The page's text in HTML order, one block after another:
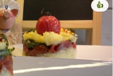
👍